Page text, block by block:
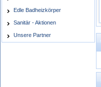
Edle Badheizkörper
Sanitär - Aktionen
Unsere Partner